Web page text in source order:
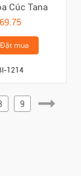
Cúc Tana
Đặt mua
1214
9